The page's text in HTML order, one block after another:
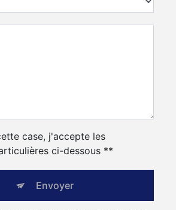
case, j'accepte les
ci-dessous **
Envoyer